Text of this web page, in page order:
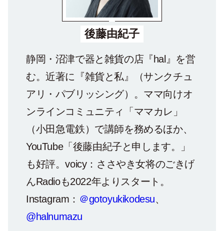
後藤由紀子
静岡・沼津で器と雑貨の店『hal』を営
む。近著に『雑貨と私』（サンクチュ
アリ・パブリッシング）。ママ向けオ
ンラインコミュニティ「ママカレ」
（小田急電鉄）で講師を務めるほか、
YouTube「後藤由紀子と申します。」
も好評。voicy：ささやき女将のごきげ
んRadioも2022年よりスタート。
Instagram： ＠gotoyukikodesu、
@halnumazu